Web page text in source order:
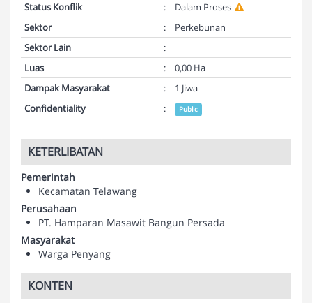
Status Konflik
:
Dalam Proses
Sektor
:
Perkebunan
Sektor Lain
:
Luas
:
0,00 Ha
Dampak Masyarakat
:
1 Jiwa
Confidentiality
: Public
KETERLIBATAN
Pemerintah
Kecamatan Telawang
Perusahaan
PT. Hamparan Masawit Bangun Persada
Masyarakat
Warga Penyang
KONTEN